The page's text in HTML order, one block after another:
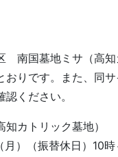
南国墓地ミサ（高知
おりです。また、同
認ください。
カトリック墓地）
）（振替休日）10時